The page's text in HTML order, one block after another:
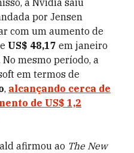
por Jensen
com um aumento de
US$ 48,17 em janeiro
mesmo período, a
em termos de
, alcançando cerca de
de US$ 1,2
afirmou ao The New